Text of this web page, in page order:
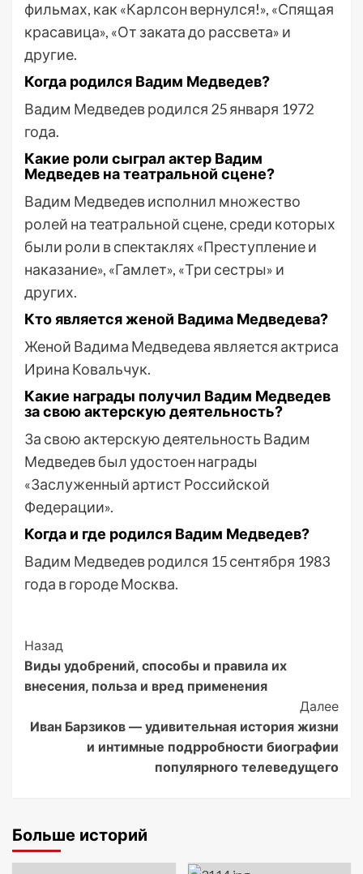
фильмах, как «Карлсон вернулся!», «Спящая
красавица», «От заката до рассвета» и
другие.
Когда родился Вадим Медведев?
Вадим Медведев родился 25 января 1972
года.
Какие роли сыграл актер Вадим
Медведев на театральной сцене?
Вадим Медведев исполнил множество
ролей на театральной сцене, среди которых
были роли в спектаклях «Преступление и
наказание», «Гамлет», «Три сестры» и
других.
Кто является женой Вадима Медведева?
Женой Вадима Медведева является актриса
Ирина Ковальчук.
Какие награды получил Вадим Медведев
за свою актерскую деятельность?
За свою актерскую деятельность Вадим
Медведев был удостоен награды
«Заслуженный артист Российской
Федерации».
Когда и где родился Вадим Медведев?
Вадим Медведев родился 15 сентября 1983
года в городе Москва.
Post
Navigation
Назад
Виды удобрений, способы и правила их
внесения, польза и вред применения
Далее
Иван Барзиков — удивительная история жизни
и интимные подрробности биографии
популярного телеведущего
Больше историй